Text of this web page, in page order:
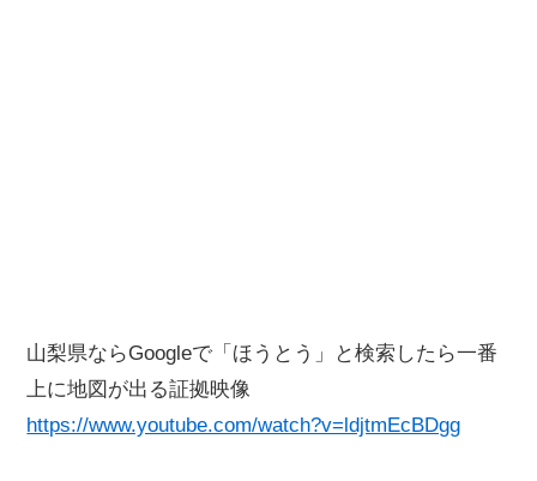
山梨県ならGoogleで「ほうとう」と検索したら一番
上に地図が出る証拠映像
https://www.youtube.com/watch?v=ldjtmEcBDgg